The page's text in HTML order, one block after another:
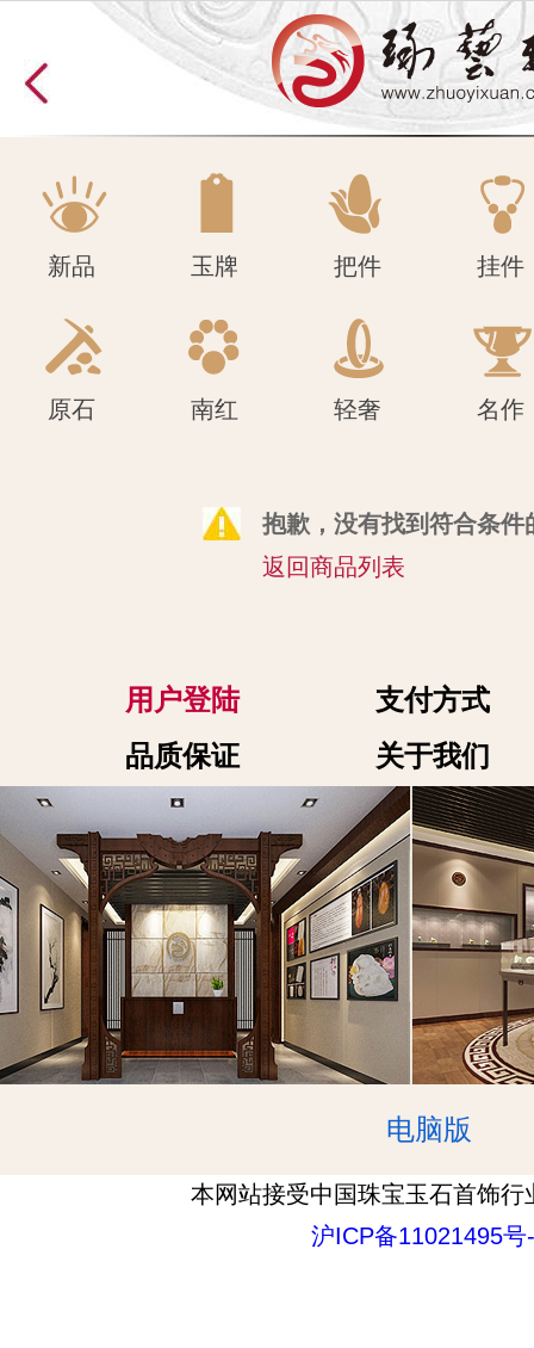
原石 南红 轻奢 名作
新品 玉牌 把件 挂件
原石 南红 轻奢 名作
抱歉，没有找到符合条件
返回商品列表
用户登陆
支付方式
品质保证
关于我们
电脑版
本网站接受中国珠宝玉石首饰行
沪ICP备11021495号